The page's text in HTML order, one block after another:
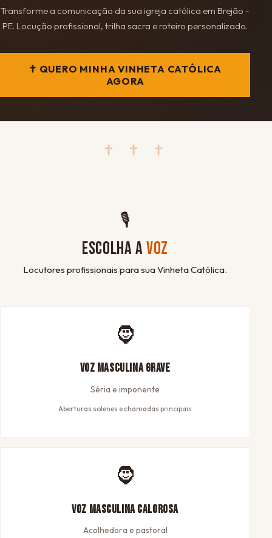
Transforme a comunicação da sua igreja católica em Brejão -
PE. Locução profissional, trilha sacra e roteiro personalizado.
✝ QUERO MINHA VINHETA CATÓLICA
AGORA
✝ ✝ ✝
🎙
ESCOLHA AVOZ
Locutores profissionais para sua Vinheta Católica.
🧔
Voz Masculina Grave
Séria e imponente
Aberturas solenes e chamadas principais
🧔
Voz Masculina Calorosa
Acolhedora e pastoral